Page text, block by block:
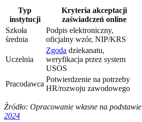
Typ
instytucji
Kryteria akceptacji
zaświadczeń online
Szkoła
średnia
Podpis elektroniczny,
oficjalny wzór, NIP/KRS
Uczelnia
Zgoda dziekanatu,
weryfikacja przez system
USOS
Pracodawca
Potwierdzenie na potrzeby
HR/rozwoju zawodowego
Źródło: Opracowanie własne na podstawie
2024